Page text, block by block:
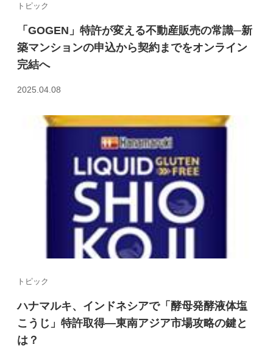
トピック
「GOGEN」特許が変える不動産販売の常識─新
築マンションの申込から契約までをオンライン
完結へ
2025.04.08
トピック
ハナマルキ、インドネシアで「酵母発酵液体塩
こうじ」特許取得—東南アジア市場攻略の鍵と
は？